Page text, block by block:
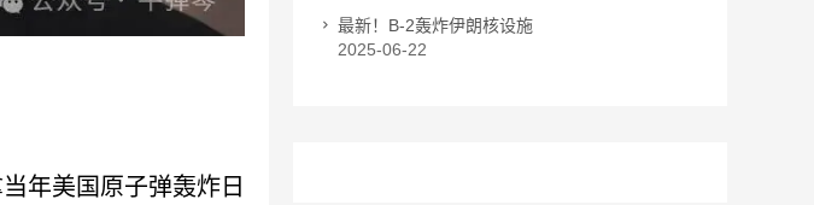
年美国原子弹轰炸日
最新！B-2轰炸伊朗核设施
2025-06-22